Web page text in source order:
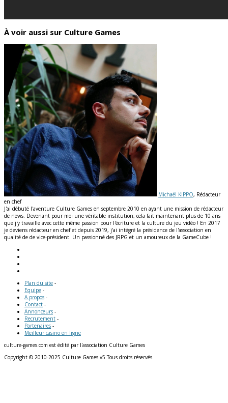
À voir aussi sur Culture Games
Michaël KIPPO, Rédacteur
en chef
J'ai débuté l'aventure Culture Games en septembre 2010 en ayant une mission de rédacteur
de news. Devenant pour moi une véritable institution, cela fait maintenant plus de 10 ans
que j'y travaille avec cette même passion pour l'écriture et la culture du jeu vidéo ! En 2017
je deviens rédacteur en chef et depuis 2019, j'ai intégré la présidence de l'association en
qualité de de vice-président. Un passionné des JRPG et un amoureux de la GameCube !
Plan du site -
Equipe -
A propos -
Contact -
Annonceurs -
Recrutement -
Partenaires -
Meilleur casino en ligne
culture-games.com est édité par l'association Culture Games
Copyright © 2010-2025 Culture Games v5 Tous droits réservés.